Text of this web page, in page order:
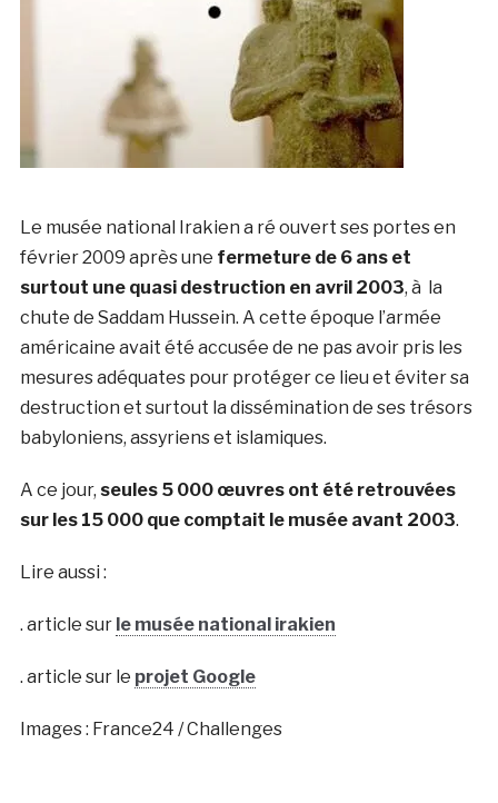
Le musée national Irakien a ré ouvert ses portes en
février 2009 après une fermeture de 6 ans et
surtout une quasi destruction en avril 2003, à la
chute de Saddam Hussein. A cette époque l’armée
américaine avait été accusée de ne pas avoir pris les
mesures adéquates pour protéger ce lieu et éviter sa
destruction et surtout la dissémination de ses trésors
babyloniens, assyriens et islamiques.
A ce jour, seules 5 000 œuvres ont été retrouvées
sur les 15 000 que comptait le musée avant 2003.
Lire aussi :
. article sur le musée national irakien
. article sur le projet Google
Images : France24 / Challenges